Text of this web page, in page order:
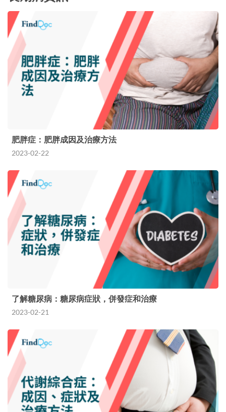
肥胖症：肥胖成因及治療方法
2023-02-22
了解糖尿病：糖尿病症狀，併發症和治療
2023-02-21